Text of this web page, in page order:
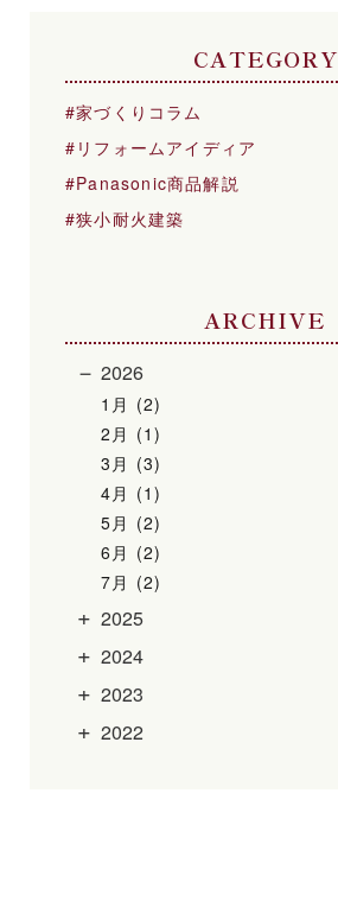
CATEGORY
家づくりコラム
リフォームアイディア
Panasonic商品解説
狭小耐火建築
ARCHIVE
2026
1月 (2)
2月 (1)
3月 (3)
4月 (1)
5月 (2)
6月 (2)
7月 (2)
2025
2024
2023
2022